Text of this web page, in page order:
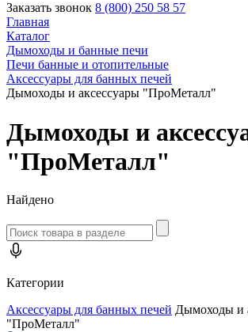
Заказать звонок 8 (800) 250 58 57
Главная
Каталог
Дымоходы и банные печи
Печи банные и отопительные
Аксессуары для банных печей
Дымоходы и аксессуары "ПроМеталл"
Дымоходы и
"ПроМеталл"
Найдено
Категории
Аксессуары для банных печей Дымоходы и
"ПроМеталл"